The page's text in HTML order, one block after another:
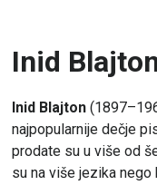
Inid
Inid Blajton
najpopularnije dečje
prodate su u više od
su na više jezika